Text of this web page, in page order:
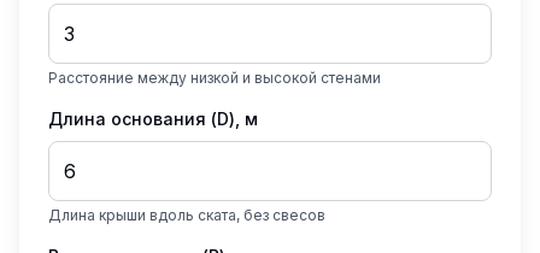
Расстояние между низкой и высокой стенами
Длина основания (D), м
Длина крыши вдоль ската, без свесов